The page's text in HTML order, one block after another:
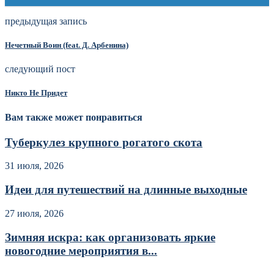
предыдущая запись
Нечетный Воин (feat. Д. Арбенина)
следующий пост
Никто Не Придет
Вам также может понравиться
Туберкулез крупного рогатого скота
31 июля, 2026
Идеи для путешествий на длинные выходные
27 июля, 2026
Зимняя искра: как организовать яркие
новогодние мероприятия в...